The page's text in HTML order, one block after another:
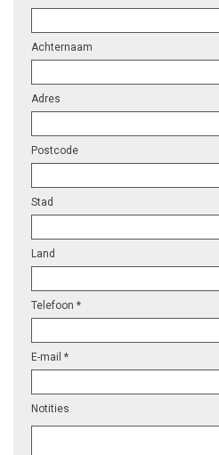
Achternaam
Adres
Postcode
Stad
Land
Telefoon *
E-mail *
Notities